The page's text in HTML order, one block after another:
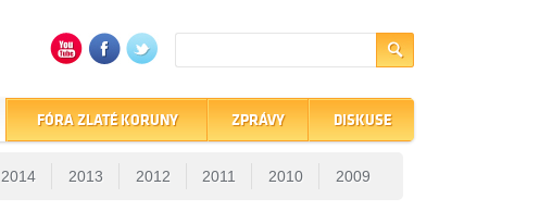
2014 2013 2012 2011 2010 2009
FÓRA ZLATÉ KORUNY ZPRÁVY DISKUSE